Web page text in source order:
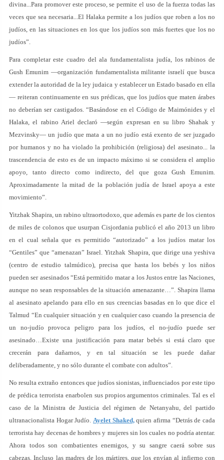
divina...Para promover este proceso, se permite el uso de la fuerza todas las
veces que sea necesaria...El Halaka permite a los judíos que roben a los no
judíos, en las situaciones en los que los judíos son más fuertes que los no
judíos”.
Para completar este cuadro del ala fundamentalista judía, los rabinos de
Gush Emunim —organización fundamentalista militante israelí que busca
extender la autoridad de la ley judaica y establecer un Estado basado en ella
— reiteran continuamente en sus prédicas, que los judíos que maten árabes
no deberían ser castigados. “Basándose en el Código de Maimónides y el
Halaka, el rabino Ariel declaró —según expresan en su libro Shahak y
Mezvinsky— un judío que mata a un no judío está exento de ser juzgado
por humanos y no ha violado la prohibición (religiosa) del asesinato... la
trascendencia de esto es de un impacto máximo si se considera el amplio
apoyo, tanto directo como indirecto, del que goza Gush Emunim.
Aproximadamente la mitad de la población judía de Israel apoya a este
movimiento”.
Yitzhak Shapira, un rabino ultraortodoxo, que además es parte de los cientos
de miles de colonos que usurpan Cisjordania publicó el año 2013 un libro
en el cual señala que es permitido “autorizado” a los judíos matar los
“Gentiles” que “amenazan” Israel. Yitzhak Shapira, que dirige una yeshiva
(centro de estudio talmúdico), precisa que hasta los bebés y los niños
pueden ser asesinados “Está permitido matar a los Justos entre las Naciones,
aunque no sean responsables de la situación amenazante…”. Shapira llama
al asesinato apelando para ello en sus creencias basadas en lo que dice el
Talmud “En cualquier situación y en cualquier caso cuando la presencia de
un no-judío provoca peligro para los judíos, el no-judío puede ser
asesinado…Existe una justificación para matar bebés si está claro que
crecerán para dañarnos, y en tal situación se les puede dañar
deliberadamente, y no sólo durante el combate con adultos”.
No resulta extraño entonces que judíos sionistas, influenciados por este tipo
de prédica terrorista enarbolen sus propios argumentos criminales. Tal es el
caso de la Ministra de Justicia del régimen de Netanyahu, del partido
ultranacionalista Hogar Judío. Ayelet Shaked,quien afirma “Detrás de cada
terrorista hay decenas de hombres y mujeres sin los cuales no podría atentar.
Ahora todos son combatientes enemigos, y su sangre caerá sobre sus
cabezas. Incluso las madres de los mártires, que los envían al infierno con